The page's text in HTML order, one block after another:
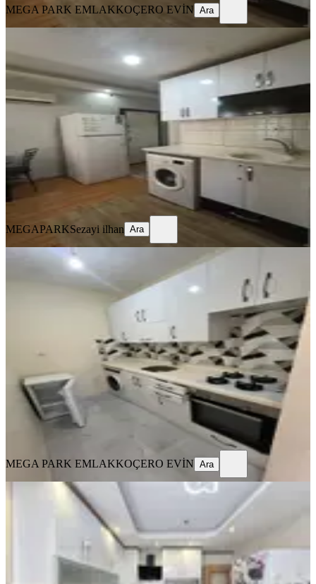
MEGA PARK EMLAKKOÇERO EVİN Ara
Adana Seyhan Baraj Yolunda 1+1
Genis Eşyalı Kiralık
Seyhan, Yenibaraj Mahallesi
1+1·45 m²·Yüksek giriş·04.08.2026
14.000 ₺
MEGAPARKSezayi ilhan
Ara
MEGAPARKSezayi ilhan Ara
Adana Seyhan Baraj Yolunda
Apartman Dairesi İçerisinde Eşyalı
Kiralık 1+1
Seyhan, Sümer Mahallesi
1+1·65 m²·3. Kat·04.08.2026
16.500 ₺
MEGA PARK EMLAK KOÇERO EVİN
MEGA PARK EMLAKKOÇERO EVİN Ara
Tellidere Kılıç Tatlı Civ.geniş
Oturumlu Kaçmaz Lüks Fırsat
Seyhan, Tellidere Mahallesi
4+1· 220 m²·2. Kat 04.08.2026